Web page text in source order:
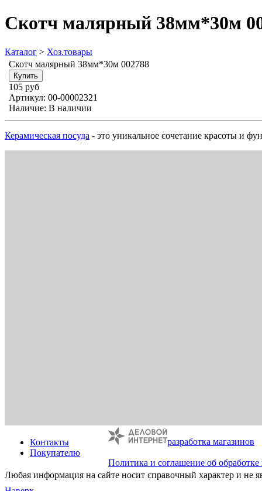
Скотч малярный 38мм*30м
Каталог > Хоз.товары
Скотч малярный 38мм*30м 002788
105 руб
Артикул: 00-00002321
Наличие: В наличии
Керамическая посуда - это уникальное сочетание красоты и
Контакты
Покупателю
разработка магазинов
Политика и соглашение об
Любая информация на сайте носит справочный характер и не